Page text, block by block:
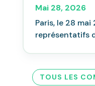
Mai 28, 2026
Paris, le 28
représentatifs
TOUS LES